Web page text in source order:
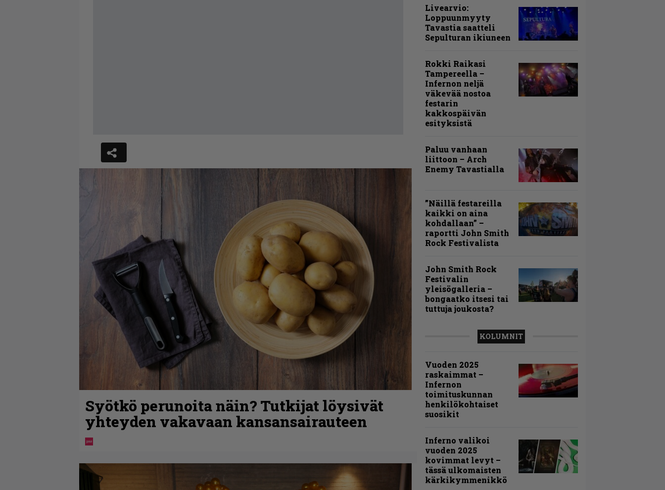
Syötkö perunoita näin? Tutkijat löysivät
yhteyden vakavaan kansansairauteen
Livearvio:
Loppuunmyyty
Tavastia saatteli
Sepulturan ikiuneen
Rokki Raikasi
Tampereella –
Infernon neljä
väkevää nostoa
festarin
kakkospäivän
esityksistä
Paluu vanhaan
liittoon – Arch
Enemy Tavastialla
”Näillä festareilla
kaikki on aina
kohdallaan” –
raportti John Smith
Rock Festivalista
John Smith Rock
Festivalin
yleisögalleria –
bongaatko itsesi tai
tuttuja joukosta?
KOLUMNIT
Vuoden 2025
raskaimmat –
Infernon
toimituskunnan
henkilökohtaiset
suosikit
Inferno valikoi
vuoden 2025
kovimmat levyt –
tässä ulkomaisten
kärkikymmenikkö